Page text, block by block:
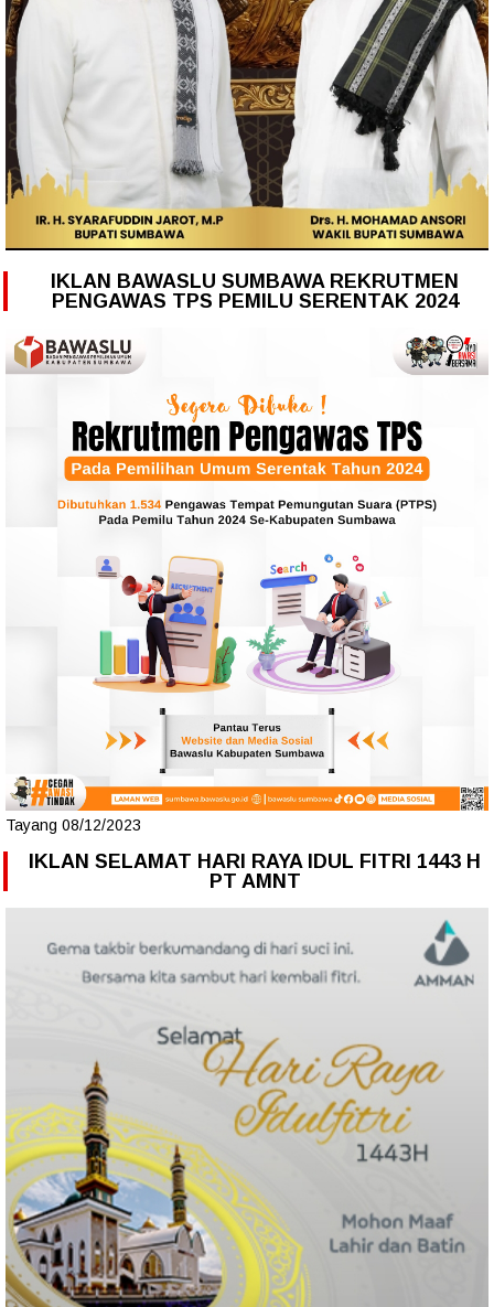
IKLAN BAWASLU SUMBAWA REKRUTMEN
PENGAWAS TPS PEMILU SERENTAK 2024
Tayang 08/12/2023
IKLAN SELAMAT HARI RAYA IDUL FITRI 1443 H
PT AMNT